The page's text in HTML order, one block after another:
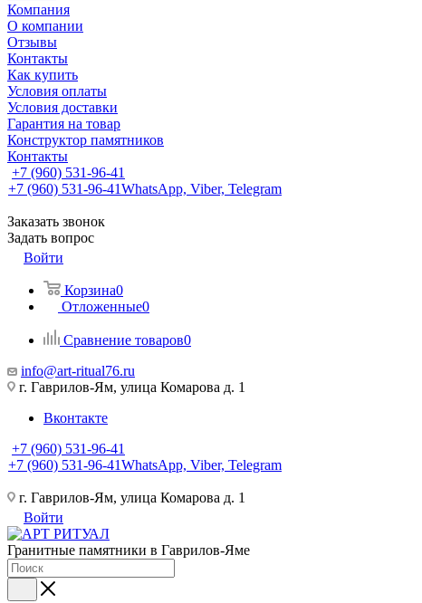
Компания
О компании
Отзывы
Контакты
Как купить
Условия оплаты
Условия доставки
Гарантия на товар
Конструктор памятников
Контакты
+7 (960) 531-96-41
+7 (960) 531-96-41WhatsApp, Viber, Telegram
Заказать звонок
Задать вопрос
Войти
Корзина0
Отложенные0
Сравнение товаров0
info@art-ritual76.ru
г. Гаврилов-Ям, улица Комарова д. 1
Вконтакте
+7 (960) 531-96-41
+7 (960) 531-96-41WhatsApp, Viber, Telegram
г. Гаврилов-Ям, улица Комарова д. 1
Войти
Гранитные памятники в Гаврилов-Яме